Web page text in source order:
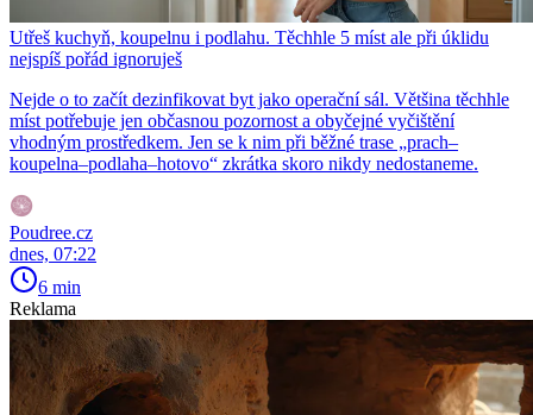
Utřeš kuchyň, koupelnu i podlahu. Těchhle 5 míst ale při úklidu
nejspíš pořád ignoruješ
Nejde o to začít dezinfikovat byt jako operační sál. Většina těchhle
míst potřebuje jen občasnou pozornost a obyčejné vyčištění
vhodným prostředkem. Jen se k nim při běžné trase „prach–
koupelna–podlaha–hotovo“ zkrátka skoro nikdy nedostaneme.
Poudree.cz
dnes, 07:22
6 min
Reklama